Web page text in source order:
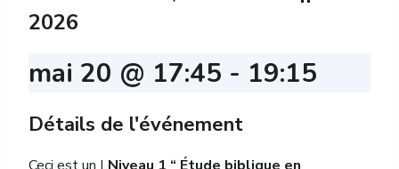
2026
mai 20 @ 17:45 - 19:15
Détails de l'événement
Ceci est un LNiveau 1 “ Étude biblique en